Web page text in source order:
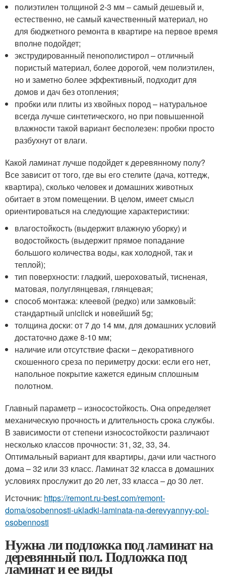
полиэтилен толщиной 2-3 мм – самый дешевый и,
естественно, не самый качественный материал, но
для бюджетного ремонта в квартире на первое время
вполне подойдет;
экструдированный пенополистирол – отличный
пористый материал, более дорогой, чем полиэтилен,
но и заметно более эффективный, подходит для
домов и дач без отопления;
пробки или плиты из хвойных пород – натуральное
всегда лучше синтетического, но при повышенной
влажности такой вариант бесполезен: пробки просто
разбухнут от влаги.
Какой ламинат лучше подойдет к деревянному полу?
Все зависит от того, где вы его стелите (дача, коттедж,
квартира), сколько человек и домашних животных
обитает в этом помещении. В целом, имеет смысл
ориентироваться на следующие характеристики:
влагостойкость (выдержит влажную уборку) и
водостойкость (выдержит прямое попадание
большого количества воды, как холодной, так и
теплой);
тип поверхности: гладкий, шероховатый, тисненая,
матовая, полуглянцевая, глянцевая;
способ монтажа: клеевой (редко) или замковый:
стандартный uniclick и новейший 5g;
толщина доски: от 7 до 14 мм, для домашних условий
достаточно даже 8-10 мм;
наличие или отсутствие фаски – декоративного
скошенного среза по периметру доски: если его нет,
напольное покрытие кажется единым сплошным
полотном.
Главный параметр – износостойкость. Она определяет
механическую прочность и длительность срока службы.
В зависимости от степени износостойкости различают
несколько классов прочности: 31, 32, 33, 34.
Оптимальный вариант для квартиры, дачи или частного
дома – 32 или 33 класс. Ламинат 32 класса в домашних
условиях прослужит до 20 лет, 33 класса – до 30 лет.
Источник: https://remont.ru-best.com/remont-
doma/osobennosti-ukladki-laminata-na-derevyannyy-pol-
osobennosti
Нужна ли подложка под ламинат на
деревянный пол. Подложка под
ламинат и ее виды